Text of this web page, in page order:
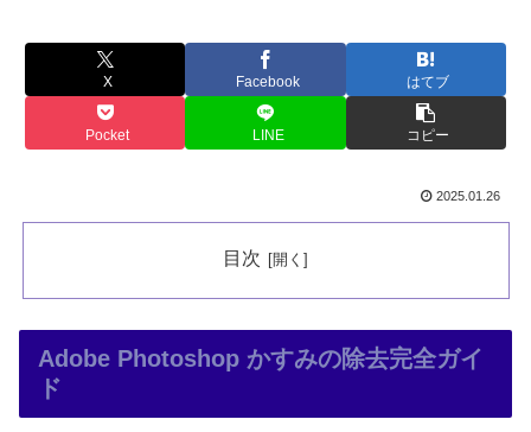
X Facebook はてブ
Pocket LINE コピー
2025.01.26
目次
Adobe Photoshop かすみの除去完全ガイ
ド